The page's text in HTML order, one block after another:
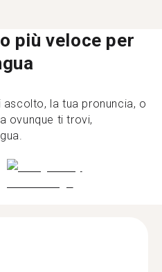
più veloce per
la tua pronuncia, o
ovunque ti trovi,